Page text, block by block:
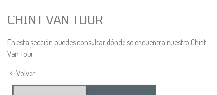
CHINT VAN TOUR
En esta sección puedes consultar dónde se encuentra nuestro Chint
Van Tour
Volver